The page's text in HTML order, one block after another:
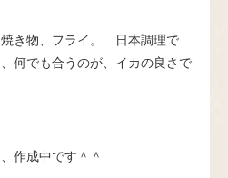
き物、フライ。 日本調理で
何でも合うのが、イカの良さで
作成中です＾＾